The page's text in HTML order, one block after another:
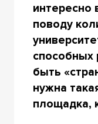
поводу
способных
быть
нужна
площадка,